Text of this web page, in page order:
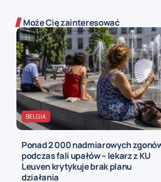
Może Cię zainteresować
BELGIA
Ponad 2 000 nadmiarowych
podczas fali upałów – lekarz z KU
Leuven krytykuje brak planu
działania